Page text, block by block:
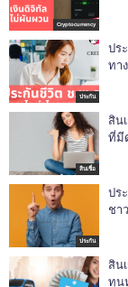
Cryptocurrency
ประกัน
ปร
ทา
สินเชื่อ
สิน
ที่มี
ประกัน
ปร
ชา
สิน
ทุน